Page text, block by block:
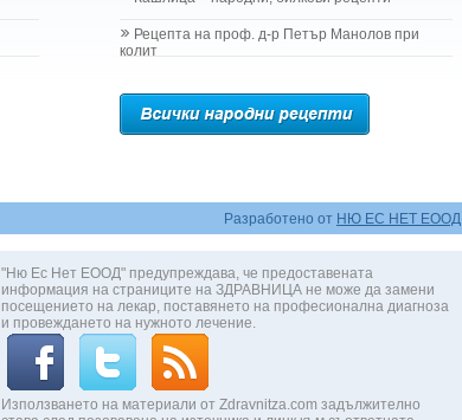
Рецепта на проф. д-р Петър Манолов при
колит
Разработено от НЮ ЕС НЕТ ЕООД
"Ню Ес Нет ЕООД" предупреждава, че предоставената
информация на страниците на ЗДРАВНИЦА не може да замени
посещението на лекар, поставянето на професионална диагноза
и провеждането на нужното лечение.
Използването на материали от Zdravnitza.com задължително